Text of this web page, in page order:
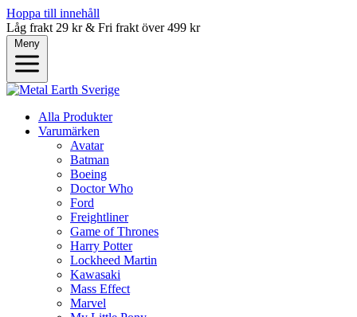
Hoppa till innehåll
Låg frakt 29 kr & Fri frakt över 499 kr
Meny
Alla Produkter
Varumärken
Avatar
Batman
Boeing
Doctor Who
Ford
Freightliner
Game of Thrones
Harry Potter
Lockheed Martin
Kawasaki
Mass Effect
Marvel